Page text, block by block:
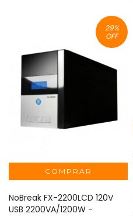
29%
OFF
NoBreak FX-2200LCD 120V
USB 2200VA/1200W -